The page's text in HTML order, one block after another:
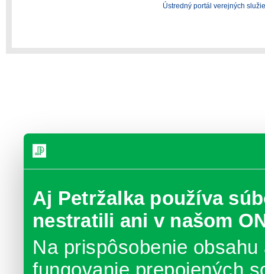
Aj Petržalka používa
nestratili ani v našom
Na prispôsobenie
Ústredný portál verejných